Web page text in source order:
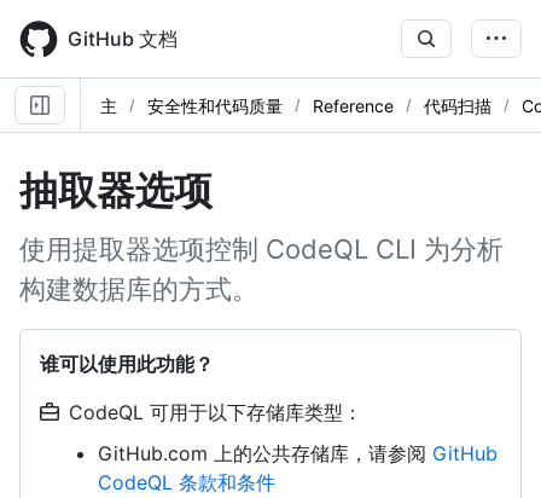
main
content
GitHub 文档
主 安全性和代码质量 Reference 代码扫描
抽取器选项
使用提取器选项控制 CodeQL CLI 为分析
构建数据库的方式。
谁可以使用此功能？
CodeQL 可用于以下存储库类型：
GitHub.com 上的公共存储库，请参阅 GitHub
CodeQL 条款和条件